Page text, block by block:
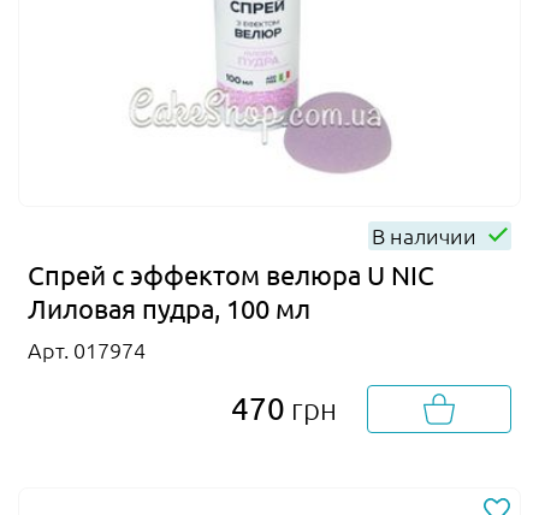
В наличии
Спрей с эффектом велюра U NIC
Лиловая пудра, 100 мл
Арт. 017974
470 грн